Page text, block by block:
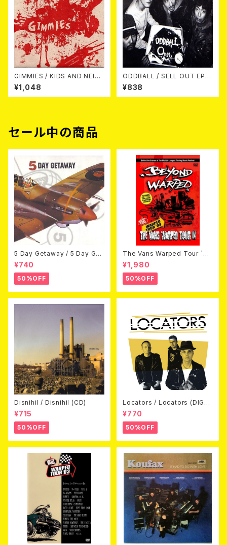
GIMMIES / KIDS AND NEIG
HBORS 7EP
¥1,048
ODDBALL / SELL OUT EP 7
EP
¥838
セール中の商品
5 Day Getaway / 5 Day Get
away (CDEP)
¥740
50%OFF
The Vans Warped Tour `04
Beyond Warped (国内盤DV
D)
¥1,980
50%OFF
Disnihil / Disnihil (CD)
¥715
50%OFF
Locators / Locators (DIGPA
CK CD)
¥770
50%OFF